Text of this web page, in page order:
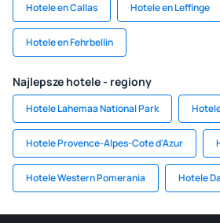
Hotele en Callas Hotele en Leffinge
Hotele en Fehrbellin
Najlepsze hotele - regiony
Hotele Lahemaa National Park
Hotele Provence-Alpes-Cote d'Azur
Hotele Western Pomerania Hotele